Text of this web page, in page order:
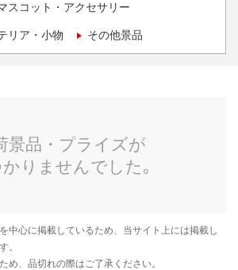
スコット・アクセサリー
リア・小物 その他景品